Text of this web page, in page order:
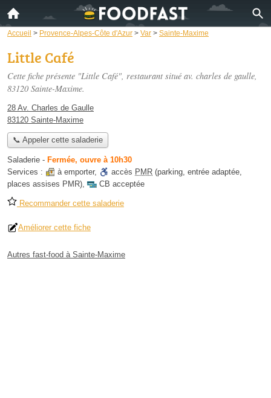
Accueil > Provence-Alpes-Côte d'Azur > Var > Sainte-Maxime
Little Café
Cette fiche présente "Little Café", restaurant situé av. charles de gaulle,
83120 Sainte-Maxime.
28 Av. Charles de Gaulle
83120 Sainte-Maxime
📞 Appeler cette saladerie
Saladerie - Fermée, ouvre à 10h30
Services :
à emporter, accès PMR (parking, entrée adaptée,
places assises PMR), CB acceptée
Recommander cette saladerie
Améliorer cette fiche
Autres fast-food à Sainte-Maxime